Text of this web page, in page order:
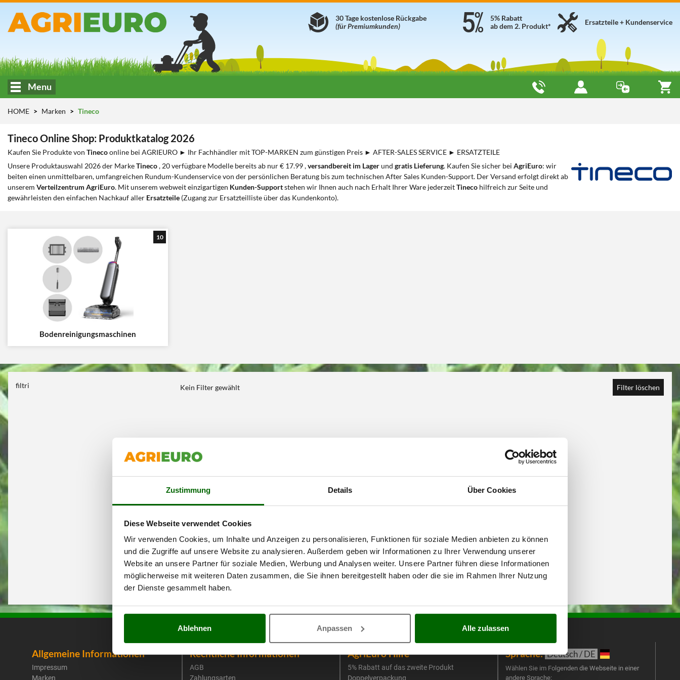
Zustimmung Details Über Cookies
Diese Webseite verwendet Cookies
Wir verwenden Cookies, um Inhalte und Anzeigen zu personalisieren, Funktionen für soziale Medien anbieten zu können
und die Zugriffe auf unsere Website zu analysieren. Außerdem geben wir Informationen zu Ihrer Verwendung unserer
Website an unsere Partner für soziale Medien, Werbung und Analysen weiter. Unsere Partner führen diese Informationen
möglicherweise mit weiteren Daten zusammen, die Sie ihnen bereitgestellt haben oder die sie im Rahmen Ihrer Nutzung
der Dienste gesammelt haben.
Ablehnen Anpassen Alle zulassen
Ersatzteile + Kundenservice
5% Rabatt
ab dem 2. Produkt*
30 Tage kostenlose Rückgabe
(für Premiumkunden)
Menu
HOME Marken Tineco
Tineco Online Shop: Produktkatalog 2026
Kaufen Sie Produkte von Tinecoonline bei AGRIEURO ► Ihr Fachhändler mit TOP-MARKEN zum günstigen Preis ► AFTER-SALES SERVICE ► ERSATZTEILE
Unsere Produktauswahl 2026 der MarkeTineco, 20 verfügbare Modelle bereits ab nur € 17.99 ,versandbereit im Lagerund gratis Lieferung. Kaufen Sie sicher bei AgriEuro: wir
beiten einen unmittelbaren, umfangreichen Rundum-Kundenservice von der persönlichen Beratung bis zum technischen After Sales Kunden-Support. Der Versand erfolgt direkt ab
unserem Verteilzentrum AgriEuro. Mit unserem webweit einzigartigen Kunden-Supportstehen wir Ihnen auch nach Erhalt Ihrer Ware jederzeitTineco hilfreich zur Seite und
gewährleisten den einfachen Nachkauf aller Ersatzteile (Zugang zur Ersatzteilliste über das Kundenkonto).
Bodenreinigungsmaschinen
10
filtri Kein Filter gewählt Filter löschen
Allgemeine Informationen
Impressum
Marken
Rechtliche Informationen
AGB
Zahlungsarten
AgriEuro Hilfe
5% Rabatt auf das zweite Produkt
Doppelverpackung
Sprache:Deutsch / DE
Wählen Sie im Folgenden die Webseite in einer
andere Sprache: